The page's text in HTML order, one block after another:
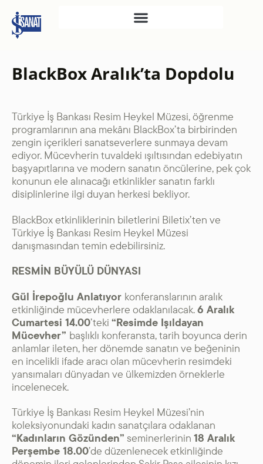
SAHNE SANATLARI
RESIM HEYKEL MÜZESI
TÜRKIYE İŞ BANKASI
MÜZESI
İKTISADI BAĞIMSIZLIK
MÜZESI
ATATÜRK KÜTÜPHANESI
SANAT GALERILERI
KÜLTÜREL MIRASA
BlackBox Aralık’ta Dopdolu
Türkiye İş Bankası Resim Heykel Müzesi, öğrenme
programlarının ana mekânı BlackBox’ta birbirinden
zengin içerikleri sanatseverlere sunmaya devam
ediyor. Mücevherin tuvaldeki ışıltısından edebiyatın
başyapıtlarına ve modern sanatın öncülerine, pek çok
konunun ele alınacağı etkinlikler sanatın farklı
disiplinlerine ilgi duyan herkesi bekliyor.
BlackBox etkinliklerinin biletlerini Biletix’ten ve
Türkiye İş Bankası Resim Heykel Müzesi
danışmasından temin edebilirsiniz.
RESMİN BÜYÜLÜ DÜNYASI
Gül İrepoğlu Anlatıyor konferanslarının aralık
etkinliğinde mücevherlere odaklanılacak.6 Aralık
Cumartesi 14.00’teki “Resimde Işıldayan
Mücevher” başlıklı konferansta, tarih boyunca derin
anlamlar ileten, her dönemde sanatın ve beğeninin
en incelikli ifade aracı olan mücevherin resimdeki
yansımaları dünyadan ve ülkemizden örneklerle
incelenecek.
Türkiye İş Bankası Resim Heykel Müzesi’nin
koleksiyonundaki kadın sanatçılara odaklanan
“Kadınların Gözünden” seminerlerinin 18 Aralık
Perşembe 18.00’de düzenlenecek etkinliğinde